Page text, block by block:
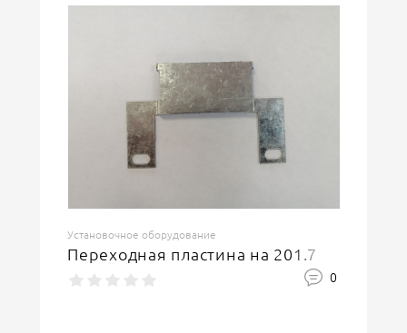
Установочное оборудование
Переходная пластина на 201.7
0